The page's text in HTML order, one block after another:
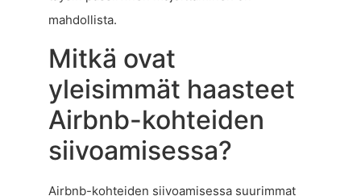
mahdollista.
Mitkä ovat
yleisimmät haasteet
Airbnb-kohteiden
siivoamisessa?
Airbnb-kohteiden siivoamisessa suurimmat